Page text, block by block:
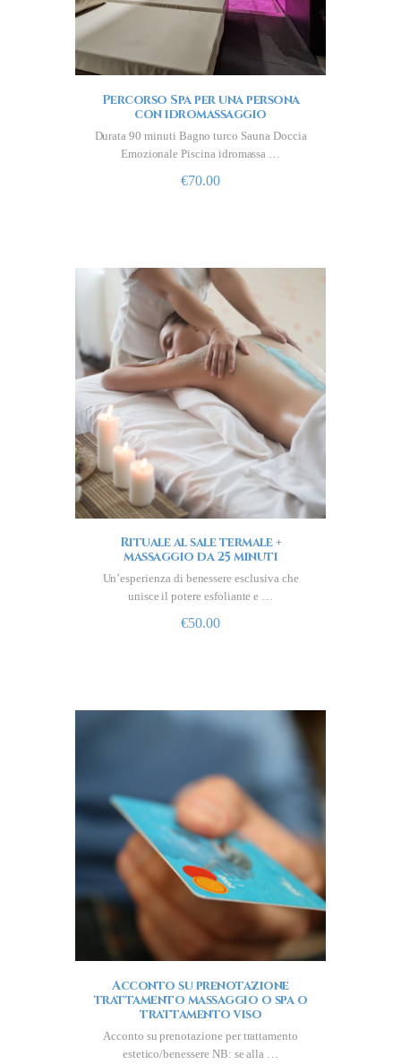
Percorso Spa per una persona
con idromassaggio
Durata 90 minuti Bagno turco Sauna Doccia
Emozionale Piscina idromassa …
€70.00
Rituale al sale termale +
massaggio da 25 minuti
Un’esperienza di benessere esclusiva che
unisce il potere esfoliante e …
€50.00
Acconto su prenotazione
trattamento massaggio o spa o
trattamento viso
Acconto su prenotazione per trattamento
estetico/benessere NB: se alla …